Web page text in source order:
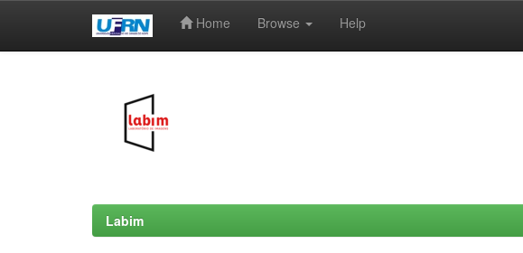
Home Browse Help
Labim